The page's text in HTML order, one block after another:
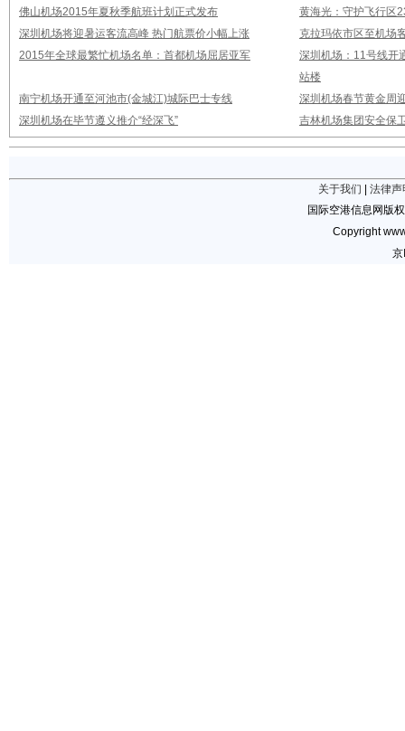
佛山机场2015年夏秋季航班计划正式发布
黄海光：守护飞行区
深圳机场将迎暑运客流高峰 热门航票价小幅上涨
克拉玛依市区至机场
2015年全球最繁忙机场名单：首都机场屈居亚军
深圳机场：11号线开
站楼
南宁机场开通至河池市(金城江)城际巴士专线
深圳机场春节黄金周
深圳机场在毕节遵义推介“经深飞”
吉林机场集团安全保
关于我们
法律声
国际空港信息网版
Copyright